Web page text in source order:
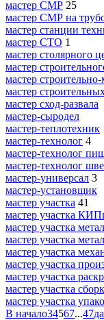
мастер СМР 25
мастер СМР на
мастер станции
мастер СТО 1
мастер столярного
мастер
мастер
мастер
мастер сход-развала
мастер-сыродел
мастер-теплотехник
мастер-технолог 4
мастер-технолог
мастер-технолог
мастер-универсал 3
мастер-установщик
мастер участка 41
мастер участка
мастер участка
мастер участка
мастер участка
мастер участка
мастер участка
мастер участка
мастер участка
В начало34567...47